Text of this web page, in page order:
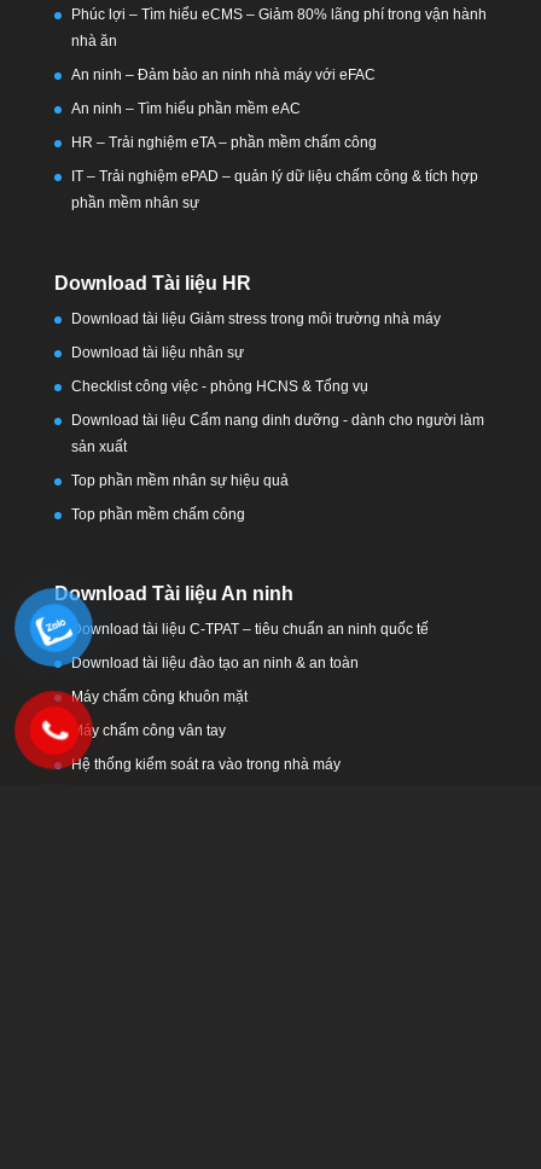
Phúc lợi – Tìm hiểu eCMS – Giảm 80% lãng phí trong vận hành
nhà ăn
An ninh – Đảm bảo an ninh nhà máy với eFAC
An ninh – Tìm hiểu phần mềm eAC
HR – Trải nghiệm eTA – phần mềm chấm công
IT – Trải nghiệm ePAD – quản lý dữ liệu chấm công & tích hợp
phần mềm nhân sự
Download Tài liệu HR
Download tài liệu Giảm stress trong môi trường nhà máy
Download tài liệu nhân sự
Checklist công việc - phòng HCNS & Tổng vụ
Download tài liệu Cẩm nang dinh dưỡng - dành cho người làm
sản xuất
Top phần mềm nhân sự hiệu quả
Top phần mềm chấm công
Download Tài liệu An ninh
Download tài liệu C-TPAT – tiêu chuẩn an ninh quốc tế
Download tài liệu đào tạo an ninh & an toàn
Máy chấm công khuôn mặt
Máy chấm công vân tay
Hệ thống kiểm soát ra vào trong nhà máy